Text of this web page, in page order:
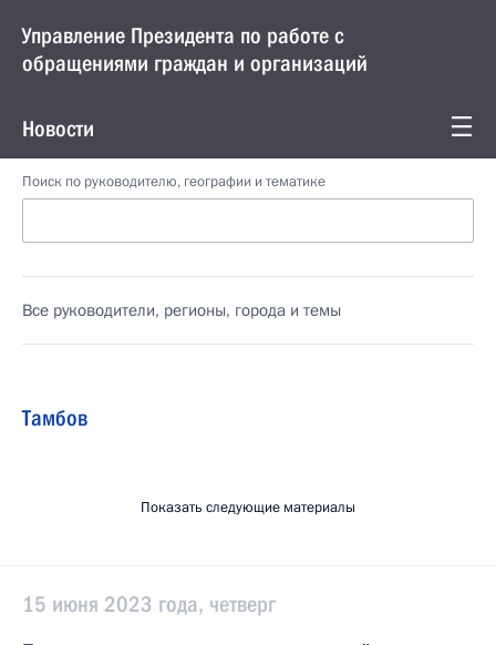
Управление Президента по работе с
обращениями граждан и организаций
Новости
Поиск по руководителю, географии и тематике
Все руководители, регионы, города и темы
Тамбов
Показать следующие материалы
15 июня 2023 года, четверг